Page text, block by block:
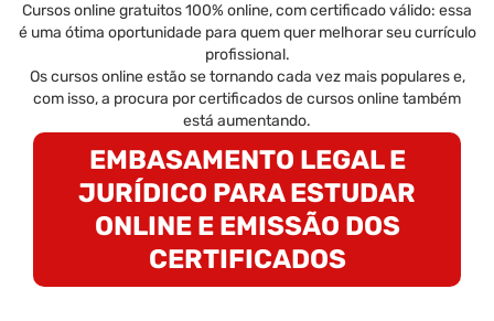
Cursos online gratuitos 100% online, com certificado válido: essa
é uma ótima oportunidade para quem quer melhorar seu currículo
profissional.
Os cursos online estão se tornando cada vez mais populares e,
com isso, a procura por certificados de cursos online também
está aumentando.
EMBASAMENTO LEGAL E
JURÍDICO PARA ESTUDAR
ONLINE E EMISSÃO DOS
CERTIFICADOS